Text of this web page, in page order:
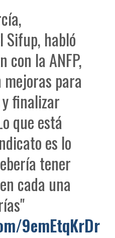
Sifup, habló
con la ANFP,
mejoras para
finalizar
que está
es lo
tener
cada una
9emEtqKrDr